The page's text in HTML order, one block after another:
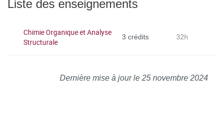
Liste des enseignements
Chimie Organique et Analyse
Structurale
3 crédits 32h
Dernière mise à jour le 25 novembre 2024